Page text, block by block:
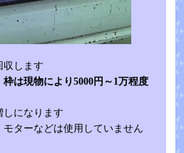
収します
は現物により5000円～1万程度
になります
ターなどは使用していません